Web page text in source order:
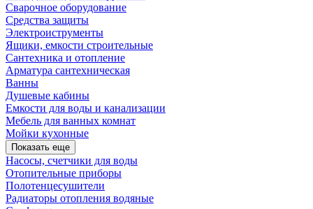
Сварочное оборудование
Средства защиты
Электроиструменты
Ящики, емкости строительные
Сантехника и отопление
Арматура сантехническая
Ванны
Душевые кабины
Емкости для воды и канализации
Мебель для ванных комнат
Мойки кухонные
Показать еще
Насосы, счетчики для воды
Отопительные приборы
Полотенцесушители
Радиаторы отопления водяные